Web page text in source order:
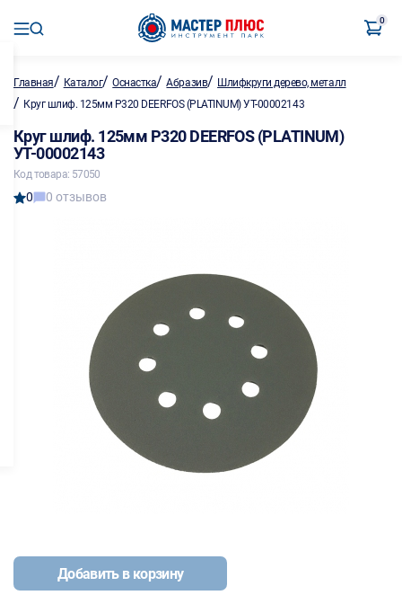
0
Главная/ Каталог/Оснастка/Абразив/ Шлифкруги дерево, металл
/ Круг шлиф. 125мм P320 DEERFOS (PLATINUM) УТ-00002143
Круг шлиф. 125мм P320 DEERFOS (PLATINUM)
УТ-00002143
Код товара: 57050
0 0 отзывов
Добавить в корзину